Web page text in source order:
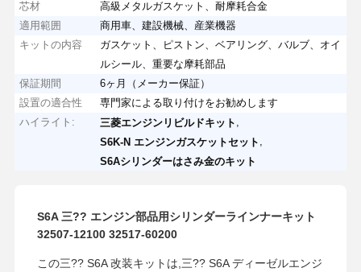
芯材
高級メタルガスケット、耐摩耗合金
適用範囲
商用車、建設機械、産業機器
キットの内容
ガスケット、ピストン、ベアリング、バルブ、オイ
ルシール、重要な摩耗部品
保証期間
6ヶ月（メーカー保証）
設置の適合性
専門家による取り付けをお勧めします
ハイライト:
三菱エンジンリビルドキット
S6K-N エンジンガスケットセット
S6Aシリンダーはさみ金のキット
S6A 三?? エンジン部品用シリンダーラインナーキット
32507-12100 32517-60200
この三?? S6A 改装キットは,三?? S6A ディーゼルエンジ